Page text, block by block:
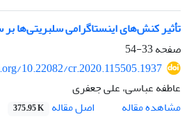
تأثیر کنش‌های اینستاگرامی سلبریتی‌ها
صفحه33-54
10.22082/cr.2020.115505.1937
عاطفه عباسی، علی جعفری
مشاهده مقاله
اصل مقاله 375.95 K